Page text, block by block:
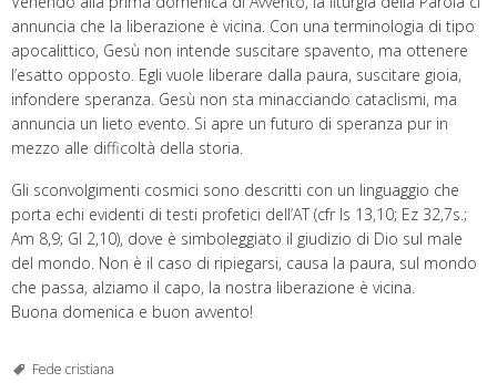
annuncia che la liberazione è vicina. Con una terminologia di tipo
apocalittico, Gesù non intende suscitare spavento, ma ottenere
l’esatto opposto. Egli vuole liberare dalla paura, suscitare gioia,
infondere speranza. Gesù non sta minacciando cataclismi, ma
annuncia un lieto evento. Si apre un futuro di speranza pur in
mezzo alle difficoltà della storia.
Gli sconvolgimenti cosmici sono descritti con un linguaggio che
porta echi evidenti di testi profetici dell’AT (cfr Is 13,10; Ez 32,7s.;
Am 8,9; Gl 2,10), dove è simboleggiato il giudizio di Dio sul male
del mondo. Non è il caso di ripiegarsi, causa la paura, sul mondo
che passa, alziamo il capo, la nostra liberazione è vicina.
Buona domenica e buon avvento!
Fede cristiana